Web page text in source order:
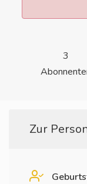
3
Zur